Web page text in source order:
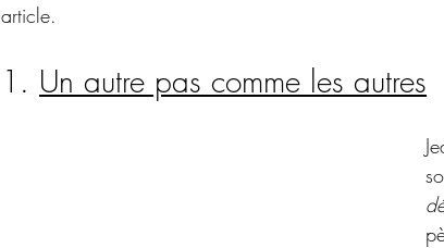
article.
1. Un autre pas comme les autres